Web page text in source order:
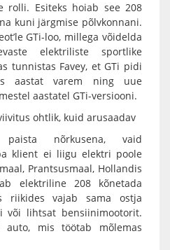
rolli. Esiteks hoiab see 208
kuni järgmise põlvkonnani.
GTi-loo, millega võidelda
elektriliste sportlike
tunnistas Favey, et GTi pidi
aastat varem ning uue
aastatel GTi-versiooni.
ohtlik, kuid arusaadav
nõrkusena, vaid
klient ei liigu elektri poole
Prantsusmaal, Hollandis
elektriline 208 kõnetada
riikides vajab sama ostja
või lihtsat bensiinimootorit.
auto, mis töötab mõlemas